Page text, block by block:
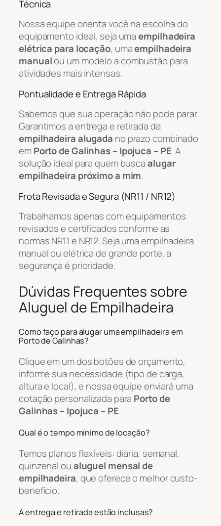
Técnica
Nossa equipe orienta você na escolha do
equipamento ideal, seja umaempilhadeira
elétrica para locação, umaempilhadeira
manualou um modelo a combustão para
atividades mais intensas.
Pontualidade e Entrega Rápida
Sabemos que sua operação não pode parar.
Garantimos a entrega e retirada da
empilhadeira alugada no prazo combinado
emPorto de Galinhas – Ipojuca – PE. A
solução ideal para quem buscaalugar
empilhadeira próximo a mim.
Frota Revisada e Segura (NR11 / NR12)
Trabalhamos apenas com equipamentos
revisados e certificados conforme as
normas NR11 e NR12. Seja uma empilhadeira
manual ou elétrica de grande porte, a
segurança é prioridade.
Dúvidas Frequentes sobre
Aluguel de Empilhadeira
Como faço para alugar uma empilhadeira em
Porto de Galinhas?
Clique em um dos botões de orçamento,
informe sua necessidade (tipo de carga,
altura e local), e nossa equipe enviará uma
cotação personalizada para Porto de
Galinhas – Ipojuca – PE.
Qual é o tempo mínimo de locação?
Temos planos flexíveis: diária, semanal,
quinzenal oualuguel mensal de
empilhadeira, que oferece o melhor custo-
benefício.
A entrega e retirada estão inclusas?